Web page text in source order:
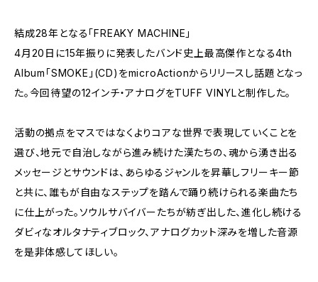
結成28年となる「FREAKY MACHINE」
4月20日に15年振りに発表したバンド史上最高傑作となる4th
Album「SMOKE」(CD)をmicroActionからリリースし話題となっ
た。今回待望の12インチ・アナログをTUFF VINYLと制作した。
活動の拠点をマスではなくよりコアな世界で表現していくことを
選び、地元で自治しながら進み続けた漢たちの、魂から湧き出る
メッセージとサウンドは、あらゆるジャンルを昇華しフリーキー節
と共に、誰もが自由なステップを踏んで踊り続けられる楽曲たち
に仕上がった。ソウルサバイバーたちが紡ぎ出した、進化し続ける
ダビィなオルタナティブロック、アナログカット深みを増した音源
を是非体感してほしい。